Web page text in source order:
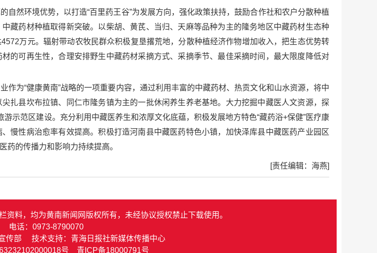
然环境优势，以打造“百里药王谷”为发展方向，强化政策扶持，鼓励合作社和农户分散种植
藏药材种植取得新突破。以柴胡、黄芪、当归、天麻等品种为主的隆务地区中藏药材生态种
万元。辐射带动农牧民群众积极复垦撂荒地，分散种植经济作物增加收入，把生态优势转
的可再生性，合理安排野生中藏药材采摘方式、采摘季节、最佳采摘时间，最大限度降低对
为“健康黄南”战略的一项重要内容，通过利用丰富的中藏药材、热贡文化和山水资源，将中
扎县坎布拉镇、同仁市隆务镇为主的一批休闲养生养老基地。大力挖掘中藏医人文资源，探
示范区建设。充分利用中藏医养生和浓厚文化底蕴，积极发展地方特色“藏药浴+保健”医疗康
慢性病治愈率有效提高。积极打造河南县中藏医药特色小镇，加快泽库县中藏医药产业园区
药的传播力和影响力持续提高。
[责任编辑：海燕]
资料，均为黄南新闻网版权所有，未经协议授权禁止下载使用。
电话：0973-8790070
传部 技术支持：青海日报社新媒体传播中心
号
青ICP备18000791号